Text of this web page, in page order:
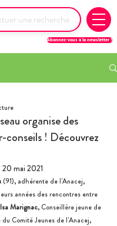
Abonnez-vous à la newsletter !
organise des
! Découvrez
20 mai 2021
(91), adhérente de l'Anacej,
années des rencontres entre
Marignac, Conseillère jeune de
Comité Jeunes de l'Anacej,